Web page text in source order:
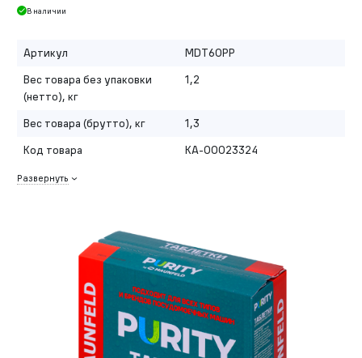
В наличии
Артикул
MDT60PP
Вес товара без упаковки
(нетто), кг
1,2
Вес товара (брутто), кг
1,3
Код товара
КА-00023324
Развернуть